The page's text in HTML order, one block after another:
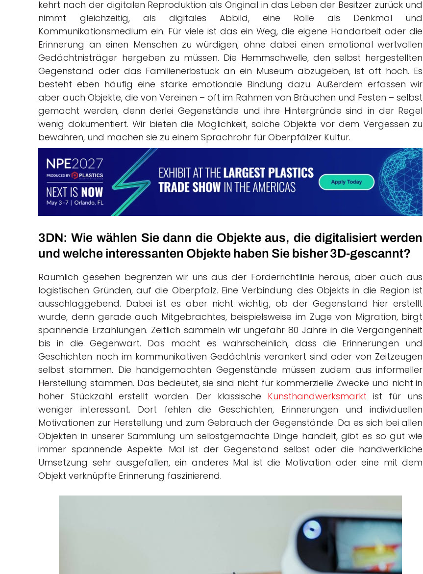
kehrt nach der digitalen Reproduktion als Original in das Leben der Besitzer zurück und
nimmt gleichzeitig, als digitales Abbild, eine Rolle als Denkmal und
Kommunikationsmedium ein. Für viele ist das ein Weg, die eigene Handarbeit oder die
Erinnerung an einen Menschen zu würdigen, ohne dabei einen emotional wertvollen
Gedächtnisträger hergeben zu müssen. Die Hemmschwelle, den selbst hergestellten
Gegenstand oder das Familienerbstück an ein Museum abzugeben, ist oft hoch. Es
besteht eben häufig eine starke emotionale Bindung dazu. Außerdem erfassen wir
aber auch Objekte, die von Vereinen – oft im Rahmen von Bräuchen und Festen – selbst
gemacht werden, denn derlei Gegenstände und ihre Hintergründe sind in der Regel
wenig dokumentiert. Wir bieten die Möglichkeit, solche Objekte vor dem Vergessen zu
bewahren, und machen sie zu einem Sprachrohr für Oberpfälzer Kultur.
3DN: Wie wählen Sie dann die Objekte aus, die digitalisiert werden
und welche interessanten Objekte haben Sie bisher 3D-gescannt?
Räumlich gesehen begrenzen wir uns aus der Förderrichtlinie heraus, aber auch aus
logistischen Gründen, auf die Oberpfalz. Eine Verbindung des Objekts in die Region ist
ausschlaggebend. Dabei ist es aber nicht wichtig, ob der Gegenstand hier erstellt
wurde, denn gerade auch Mitgebrachtes, beispielsweise im Zuge von Migration, birgt
spannende Erzählungen. Zeitlich sammeln wir ungefähr 80 Jahre in die Vergangenheit
bis in die Gegenwart. Das macht es wahrscheinlich, dass die Erinnerungen und
Geschichten noch im kommunikativen Gedächtnis verankert sind oder von Zeitzeugen
selbst stammen. Die handgemachten Gegenstände müssen zudem aus informeller
Herstellung stammen. Das bedeutet, sie sind nicht für kommerzielle Zwecke und nicht in
hoher Stückzahl erstellt worden. Der klassische Kunsthandwerksmarkt ist für uns
weniger interessant. Dort fehlen die Geschichten, Erinnerungen und individuellen
Motivationen zur Herstellung und zum Gebrauch der Gegenstände. Da es sich bei allen
Objekten in unserer Sammlung um selbstgemachte Dinge handelt, gibt es so gut wie
immer spannende Aspekte. Mal ist der Gegenstand selbst oder die handwerkliche
Umsetzung sehr ausgefallen, ein anderes Mal ist die Motivation oder eine mit dem
Objekt verknüpfte Erinnerung faszinierend.